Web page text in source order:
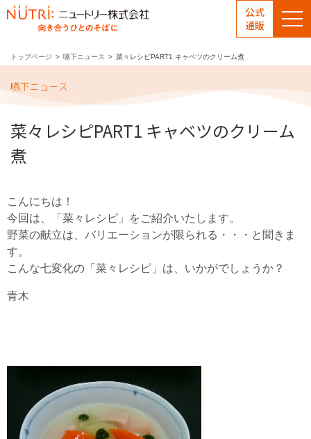
公式
通販
トップページ 嚥下ニュース 菜々レシピPART1 キャベツのクリーム煮
嚥下ニュース
菜々レシピPART1 キャベツのクリーム
煮
こんにちは！
今回は、「菜々レシピ」をご紹介いたします。
野菜の献立は、バリエーションが限られる・・・と聞きま
す。
こんな七変化の「菜々レシピ」は、いかがでしょうか？
青木